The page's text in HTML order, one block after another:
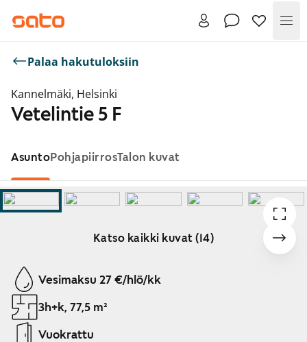
Palaa hakutuloksiin
Kannelmäki, Helsinki
Vetelintie 5 F
AsuntoPohjapiirrosTalon kuvat
Katso kaikki kuvat (14)
Näytetään dia 1 / 14
Vesimaksu 27 €/hlö/kk
3h+k, 77,5 m²
Vuokrattu